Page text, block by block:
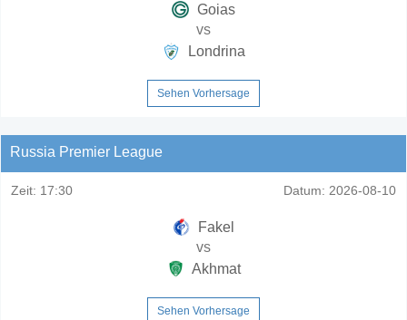
Goias
vs
Londrina
Sehen Vorhersage
Russia Premier League
Zeit: 17:30 Datum: 2026-08-10
Fakel
vs
Akhmat
Sehen Vorhersage